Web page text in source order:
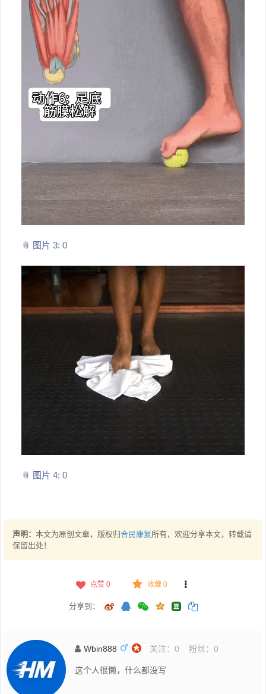
📎 图片 3: 0
📎 图片 4: 0
声明： 本文为原创文章，版权归合民康复所有，欢迎分享本文，转载请
保留出处！
点赞 0 收藏 0
分享到：
Wbin888 关注： 0 粉丝： 0
这个人很懒，什么都没写